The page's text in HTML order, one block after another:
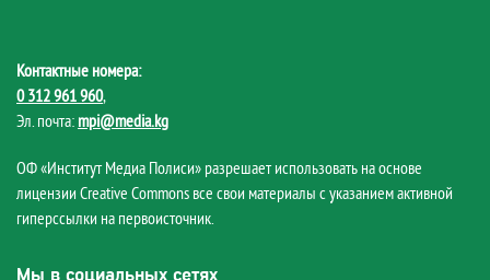
Контактные номера:
0 312 961 960,
Эл. почта: mpi@media.kg
ОФ «Институт Медиа Полиси» разрешает использовать на основе
лицензии Creative Commons все свои материалы с указанием активной
гиперссылки на первоисточник.
Мы в социальных сетях